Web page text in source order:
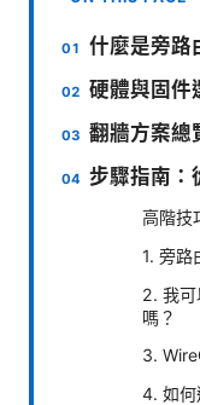
什麼是旁路
硬體與固件
翻牆方案總
步驟指南：
高階技
1. 旁路
2. 我
嗎？
3.
4. 如何